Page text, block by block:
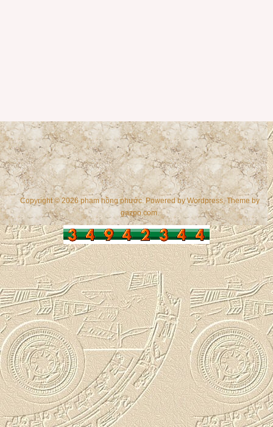
Copyright © 2026 phạm hồng phước. Powered byWordpress, Theme by
gazpo.com.